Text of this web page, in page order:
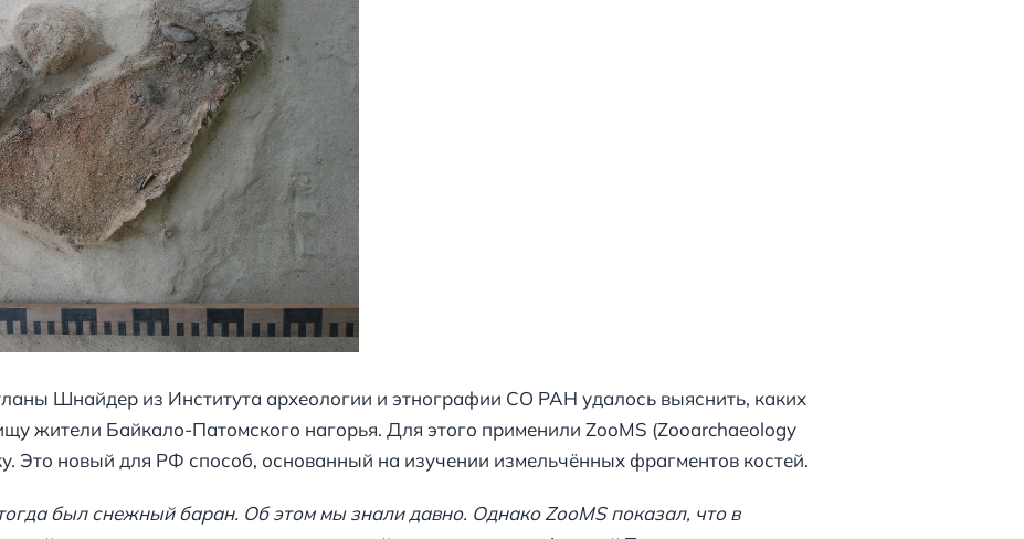
Шнайдер из Института археологии и этнографии СО РАН удалось выяснить, каких
жители Байкало-Патомского нагорья. Для этого применили ZooMS (Zooarchaeology
Это новый для РФ способ, основанный на изучении измельчённых фрагментов костей.
был снежный баран. Об этом мы знали давно. Однако ZooMS показал, что в